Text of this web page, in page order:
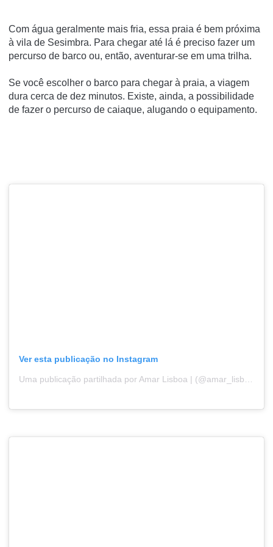
Com água geralmente mais fria, essa praia é bem próxima
à vila de Sesimbra. Para chegar até lá é preciso fazer um
percurso de barco ou, então, aventurar-se em uma trilha.
Se você escolher o barco para chegar à praia, a viagem
dura cerca de dez minutos. Existe, ainda, a possibilidade
de fazer o percurso de caiaque, alugando o equipamento.
Ver esta publicação no Instagram